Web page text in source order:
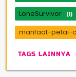
LoneSurvivor (1)
manfaat-petai-
TAGS LAINNYA